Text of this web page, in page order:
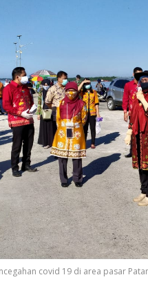
covid 19 di area pasar